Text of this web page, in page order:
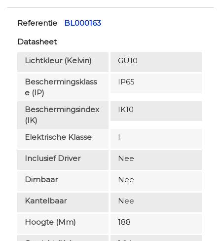
Referentie
BL000163
Datasheet
Lichtkleur (Kelvin)
GU10
Beschermingsklass
E (IP)
IP65
Beschermingsindex
(IK)
IK10
Elektrische Klasse I
Inclusief Driver Nee
Dimbaar Nee
Kantelbaar Nee
Hoogte (mm) 188